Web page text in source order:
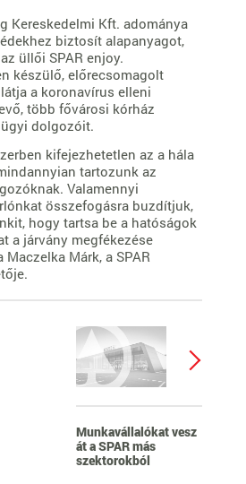
Kereskedelmi Kft. adománya
biztosít alapanyagot,
üllői SPAR enjoy.
készülő, előrecsomagolt
a koronavírus elleni
több fővárosi kórház
dolgozóit.
kifejezhetetlen az a hála
tartozunk az
Valamennyi
összefogásra buzdítjuk,
hogy tartsa be a hatóságok
a járvány megfékezése
Márk, a SPAR
Munkavállalókat vesz
át a SPAR más
szektorokból